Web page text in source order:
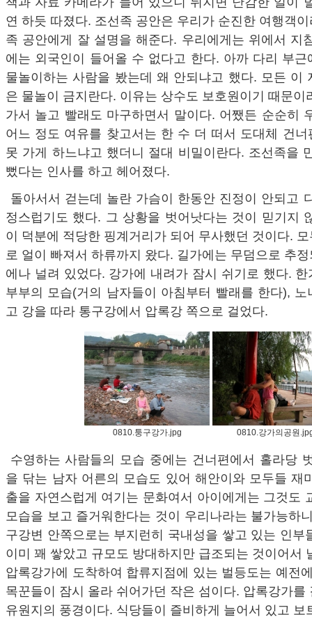
연 하듯 따졌다. 조선족 공안은 우리가 순진한 여행객
족 공안에게 잘 설명을 해준다. 우리에게는 위에서 지
에는 외국인이 들어올 수 없다고 한다. 아까 다리 부근
물놀이하는 사람을 봤는데 왜 안되냐고 했다. 모든 이
은 물놀이 금지란다. 이유는 상수도 보호원이기 때문이
가서 놀고 빨래도 마구하면서 말이다. 어쨌든 순순히
어느 정도 여유를 찾고서는 한 수 더 떠서 도대체 건너
못 가게 하느냐고 했더니 절대 비밀이란다. 조선족을
뻤다는 인사를 하고 헤어졌다.
돌아서서 걷는데 놀란 가슴이 한동안 진정이 안되고
정스럽기도 했다. 그 상황을 벗어낫다는 것이 믿기지
이 덕분에 적당한 핑계거리가 되어 무사했던 것이다.
로 얼이 빠져서 하류까지 왔다. 길가에는 무덤으로 추
에나 널려 있었다. 강가에 내려가 잠시 쉬기로 했다.
부부의 모습(거의 남자들이 아침부터 빨래를 한다),
고 강을 따라 통구강에서 압록강 쪽으로 걸었다.
0810.퉁구강가.jpg 0810.강가의공원
수영하는 사람들의 모습 중에는 건너편에서 홀라당
을 닦는 남자 어른의 모습도 있어 해안이와 모두들 재
출을 자연스럽게 여기는 문화여서 아이에게는 그것도
모습을 보고 즐거워한다는 것이 우리나라는 불가능하
구강변 안쪽으로는 부지런히 국내성을 쌓고 있는 인부
이미 꽤 쌓았고 규모도 방대하지만 급조되는 것이어서
압록강가에 도착하여 합류지점에 있는 벌등도는 예전
목꾼들이 잠시 올라 쉬어가던 작은 섬이다. 압록강가를
유원지의 풍경이다. 식당들이 즐비하게 늘어서 있고 보